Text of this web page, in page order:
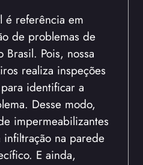
é referência em
de problemas de
Pois, nossa
realiza inspeções
identificar a
Desse modo,
impermeabilizantes
na parede
E ainda,